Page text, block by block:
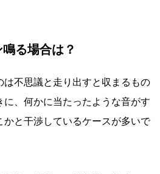
る場合は？
は不思議と走り出すと収まるもの
に、何かに当たったような音がす
かと干渉しているケースが多いで